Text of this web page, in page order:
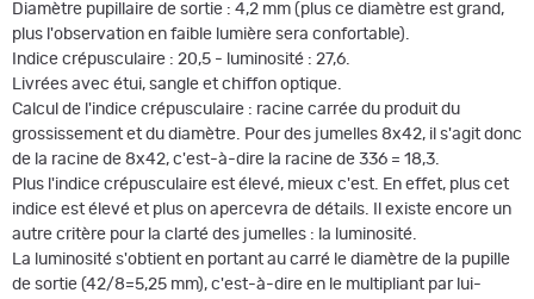
Diamètre pupillaire de sortie : 4,2 mm (plus ce diamètre est grand,
plus l'observation en faible lumière sera confortable).
Indice crépusculaire : 20,5 - luminosité : 27,6.
Livrées avec étui, sangle et chiffon optique.
Calcul de l'indice crépusculaire : racine carrée du produit du
grossissement et du diamètre. Pour des jumelles 8x42, il s'agit donc
de la racine de 8x42, c'est-à-dire la racine de 336 = 18,3.
Plus l'indice crépusculaire est élevé, mieux c'est. En effet, plus cet
indice est élevé et plus on apercevra de détails. Il existe encore un
autre critère pour la clarté des jumelles : la luminosité.
La luminosité s'obtient en portant au carré le diamètre de la pupille
de sortie (42/8=5,25 mm), c'est-à-dire en le multipliant par lui-